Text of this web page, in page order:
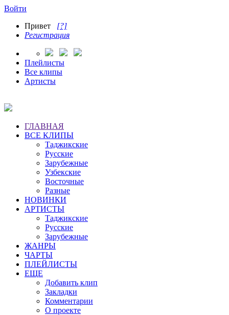
Войти
Привет [?]
Регистрация
Плейлисты
Все клипы
Артисты
ГЛАВНАЯ
ВСЕ КЛИПЫ
Таджикские
Русские
Зарубежные
Узбекские
Восточные
Разные
НОВИНКИ
АРТИСТЫ
Таджикские
Русские
Зарубежные
ЖАНРЫ
ЧАРТЫ
ПЛЕЙЛИСТЫ
ЕЩЕ
Добавить клип
Закладки
Комментарии
О проекте